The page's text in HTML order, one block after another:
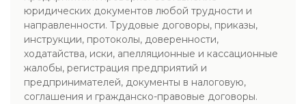
юридических документов любой трудности и
направленности. Трудовые договоры, приказы,
инструкции, протоколы, доверенности,
ходатайства, иски, апелляционные и кассационные
жалобы, регистрация предприятий и
предпринимателей, документы в налоговую,
соглашения и гражданско-правовые договоры.